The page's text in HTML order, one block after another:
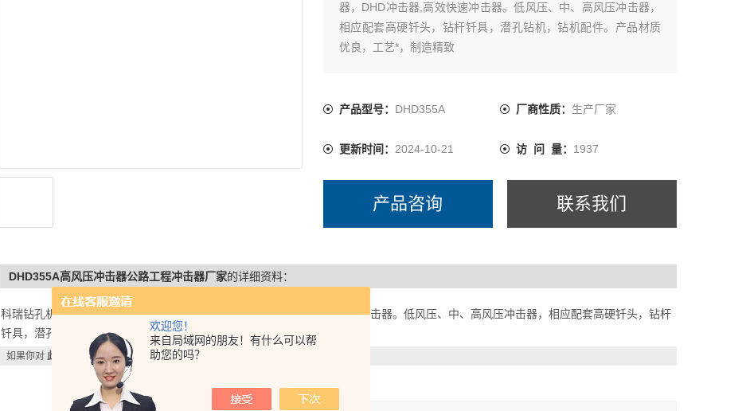
欢迎您！
来自局域网的朋友！有什么可以帮
助您的吗？
器，DHD冲击器,高效快速冲击器。低风压、中、高风压冲击器，
相应配套高硬钎头，钻杆钎具，潜孔钻机，钻机配件。产品材质
优良，工艺*，制造精致
产品型号： DHD355A 厂商性质： 生产厂家
更新时间： 2024-10-21 访 问 量： 1937
产品咨询 联系我们
DHD355A高风压冲击器公路工程冲击器厂家的详细资料：
科瑞钻孔机械有限公司，多年来生产，CIR冲击器，DHD冲击器,高效快速冲击器。低风压、中、高风压冲击器，相应配套高硬钎头，钻杆
钎具，潜孔钻机，钻机配件。产品材质优良，工艺*，制造精致
如果你对 此产品 感兴趣，想了解更详细的产品信息，填写下表直接与厂家联系：